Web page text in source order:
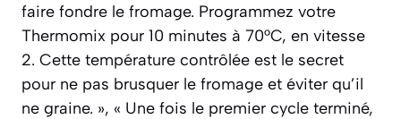
faire fondre le fromage. Programmez votre
Thermomix pour 10 minutes à 70°C, en vitesse
2. Cette température contrôlée est le secret
pour ne pas brusquer le fromage et éviter qu’il
ne graine. », « Une fois le premier cycle terminé,